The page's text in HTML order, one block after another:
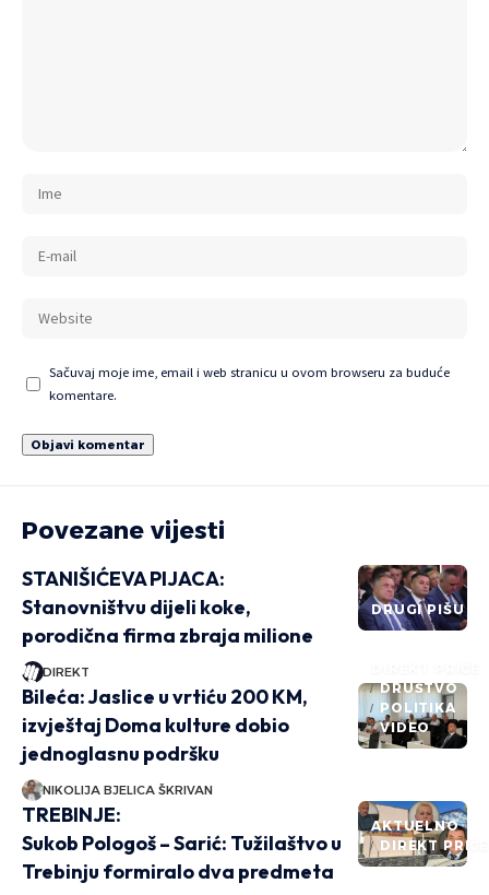
Sačuvaj moje ime, email i web stranicu u ovom browseru za buduće
komentare.
Povezane vijesti
DRUGI PIŠU
STANIŠIĆEVA PIJACA:
Stanovništvu dijeli koke,
porodična firma zbraja milione
DIREKT
DRUŠTVO
POLITIKA
VIDEO
Bileća: Jaslice u vrtiću 200 KM,
izvještaj Doma kulture dobio
jednoglasnu podršku
NIKOLIJA BJELICA ŠKRIVAN
AKTUELNO
DIREKT PRIČE
TREBINJE:
Sukob Pologoš – Sarić: Tužilaštvo u
Trebinju formiralo dva predmeta